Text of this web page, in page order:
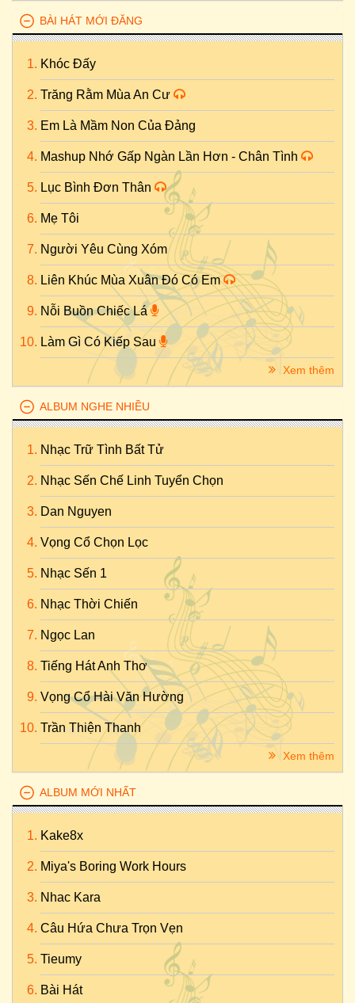
BÀI HÁT MỚI ĐĂNG
Khóc Đấy
Trăng Rằm Mùa An Cư
Em Là Mầm Non Của Đảng
Mashup Nhớ Gấp Ngàn Lần Hơn - Chân Tình
Lục Bình Đơn Thân
Mẹ Tôi
Người Yêu Cùng Xóm
Liên Khúc Mùa Xuân Đó Có Em
Nỗi Buồn Chiếc Lá
Làm Gì Có Kiếp Sau
Xem thêm
ALBUM NGHE NHIỀU
Nhạc Trữ Tình Bất Tử
Nhạc Sến Chế Linh Tuyển Chọn
Dan Nguyen
Vọng Cổ Chọn Lọc
Nhạc Sến 1
Nhạc Thời Chiến
Ngọc Lan
Tiếng Hát Anh Thơ
Vọng Cổ Hài Văn Hường
Trần Thiện Thanh
Xem thêm
ALBUM MỚI NHẤT
Kake8x
Miya's Boring Work Hours
Nhac Kara
Câu Hứa Chưa Trọn Vẹn
Tieumy
Bài Hát